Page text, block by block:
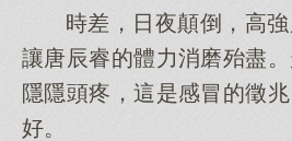
時差，日夜顛倒，高
讓唐辰睿的體力消磨殆盡
隱隱頭疼，這是感冒的徵
好。